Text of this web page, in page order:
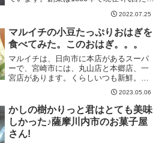
本情報〒880-0805 宮崎県宮崎市橘通東２
丁目２−１9:00～19:000985-...
2022.07.25
マルイチの小豆たっぷりおはぎを
食べてみた。このおはぎ。。。
マルイチは、日向市に本店があるスーパ
ーで、宮崎市には、丸山店と本郷店、一
宮店があります。くらしいつも新鮮。ス
ーパーマルイチはお客様の満足度を第一
に考え、地元の皆様に愛されるお店を目
指し毎日営業中くらし、いつも新鮮 スー
パーマルイチ 宮崎県の...
2023.05.06
かしの樹かりっと君はとても美味
しかった♪薩摩川内市のお菓子屋
さん!